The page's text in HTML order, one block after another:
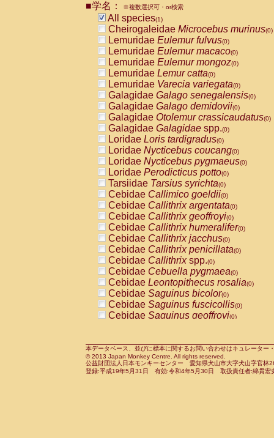
CebidaeCebus nigrivittatus
CebidaeCebus
CebidaeSaimiri boliviensis(0)
CebidaeSaimiri sciureus(0)
AtelidaeAlouatta caraya(0)
AtelidaeAlouatta fusca(0)
AtelidaeAlouatta seniculus
AtelidaeAlouattaspp.(0)
AtelidaeAteles belzebuth(0)
AtelidaeAteles geoffroyi(0)
AtelidaeAteles paniscus(0)
AtelidaeAtelesspp.(0)
Atelidae Lagothrix lagothricha
AtelidaeLagothrix lagothricha cana
PitheciidaeCacajao calvus
PitheciidaeCallicebus cupreus
PitheciidaeCallicebus donacophilus
PitheciidaeCallicebus moloch
PitheciidaeCallicebus torquatus
PitheciidaeCallicebusspp.(0)
PitheciidaeChiropotes satanas(0)
PitheciidaePithecia monachus
PitheciidaePithecia pithecia(0)
CercopithecidaeCercocebus agilis
CercopithecidaeCercocebus
CercopithecidaeCercocebus
CercopithecidaeCercocebus
CercopithecidaeCercocebus
CercopithecidaeCercocebushybrid
CercopithecidaePapio anubis(0)
CercopithecidaePapio cynocephalus
CercopithecidaePapio hamadryas(0)
■学名： ※複数選択可・or検索
All species(1)
Cheirogaleidae Microcebus murinus(0)
Lemuridae Eulemur fulvus(0)
Lemuridae Eulemur macaco(0)
Lemuridae Eulemur mongoz(0)
Lemuridae Lemur catta(0)
Lemuridae Varecia variegata(0)
Galagidae Galago senegalensis(0)
Galagidae Galago demidovii(0)
Galagidae Otolemur crassicaudatus(0)
Galagidae Galagidae spp.(0)
Loridae Loris tardigradus(0)
Loridae Nycticebus coucang(0)
Loridae Nycticebus pygmaeus(0)
Loridae Perodicticus potto(0)
Tarsiidae Tarsius syrichta(0)
Cebidae Callimico goeldii(0)
Cebidae Callithrix argentata(0)
Cebidae Callithrix geoffroyi(0)
Cebidae Callithrix humeralifer(0)
Cebidae Callithrix jacchus(0)
Cebidae Callithrix penicillata(0)
Cebidae Callithrixspp.(0)
Cebidae Cebuella pygmaea(0)
Cebidae Leontopithecus rosalia(0)
Cebidae Saguinus bicolor(0)
Cebidae Saguinus fuscicollis(0)
Cebidae Saguinus geoffroyi(0)
CebidaeSaguinus leucopus(0)
CebidaeSaguinus midas(0)
Cebidae Saguinus mystax(0)
本データベース、並びに標本に関するお問い合わせはキュレータ
© 2013 Japan Monkey Centre. All rights reserved.
公益財団法人日本モンキーセンター 愛知県犬山市大字犬山字官
登録:平成19年5月31日 有効:令和4年5月30日 取扱責任者:綿貫宏